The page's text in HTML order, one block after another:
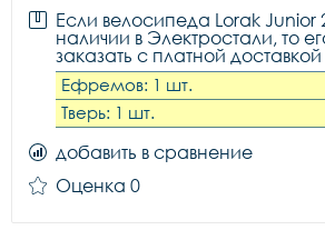
Если велосипеда Lorak Junior
наличии в Электростали, то
заказать с платной
Ефремов: 1 шт.
Тверь: 1 шт.
добавить в сравнение
Оценка 0